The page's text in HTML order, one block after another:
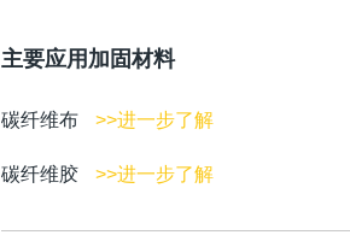
主要应用加固材料
碳纤维布 >>进一步了解
碳纤维胶 >>进一步了解